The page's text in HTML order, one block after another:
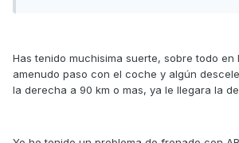
Has tenido muchisima suerte, sobre todo en
amenudo paso con el coche y algún
la derecha a 90 km o mas, ya le llegara la